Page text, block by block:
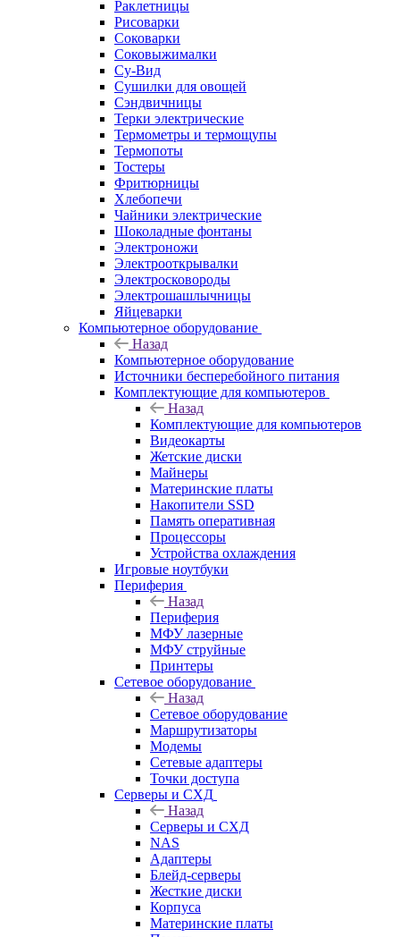
Раклетницы
Рисоварки
Соковарки
Соковыжималки
Су-Вид
Сушилки для овощей
Сэндвичницы
Терки электрические
Термометры и термощупы
Термопоты
Тостеры
Фритюрницы
Хлебопечи
Чайники электрические
Шоколадные фонтаны
Электроножи
Электрооткрывалки
Электросковороды
Электрошашлычницы
Яйцеварки
Компьютерное оборудование
Назад
Компьютерное оборудование
Источники бесперебойного питания
Комплектующие для компьютеров
Назад
Комплектующие для компьютеров
Видеокарты
Жетские диски
Майнеры
Материнские платы
Накопители SSD
Память оперативная
Процессоры
Устройства охлаждения
Игровые ноутбуки
Периферия
Назад
Периферия
МФУ лазерные
МФУ струйные
Принтеры
Сетевое оборудование
Назад
Сетевое оборудование
Маршрутизаторы
Модемы
Сетевые адаптеры
Точки доступа
Серверы и СХД
Назад
Серверы и СХД
NAS
Адаптеры
Блейд-серверы
Жесткие диски
Корпуса
Материнские платы